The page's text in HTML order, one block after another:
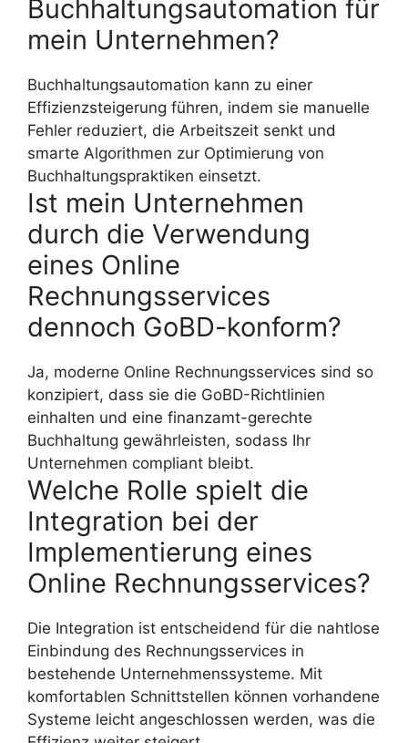
Buchhaltungsautomation für
mein Unternehmen?
Buchhaltungsautomation kann zu einer
Effizienzsteigerung führen, indem sie manuelle
Fehler reduziert, die Arbeitszeit senkt und
smarte Algorithmen zur Optimierung von
Buchhaltungspraktiken einsetzt.
Ist mein Unternehmen
durch die Verwendung
eines Online
Rechnungsservices
dennoch GoBD-konform?
Ja, moderne Online Rechnungsservices sind so
konzipiert, dass sie die GoBD-Richtlinien
einhalten und eine finanzamt-gerechte
Buchhaltung gewährleisten, sodass Ihr
Unternehmen compliant bleibt.
Welche Rolle spielt die
Integration bei der
Implementierung eines
Online Rechnungsservices?
Die Integration ist entscheidend für die nahtlose
Einbindung des Rechnungsservices in
bestehende Unternehmenssysteme. Mit
komfortablen Schnittstellen können vorhandene
Systeme leicht angeschlossen werden, was die